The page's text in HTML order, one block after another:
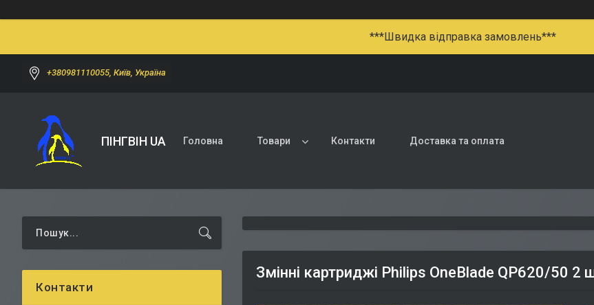
***Швидка відправка замовлень***
+380981110055, Київ, Україна
ПІНГВІН UA Головна Товари Контакти Доставка та оплата
Змінні картриджі Philips OneBlade QP620/50 2